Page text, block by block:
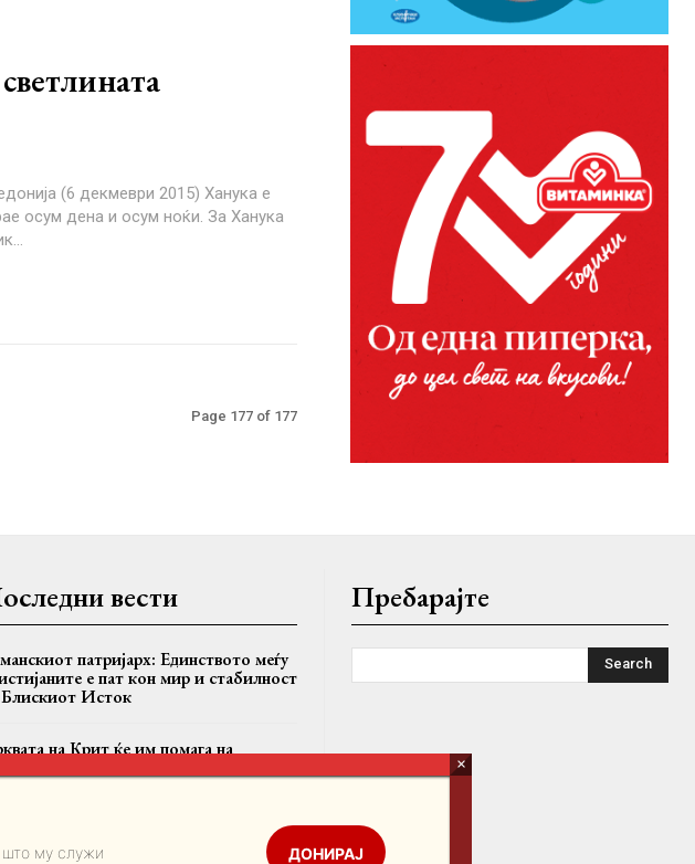
(6 декмеври 2015) Ханука е
осум дена и осум ноќи. За Ханука
Page 177 of 177
вести
патријарх: Единството меѓу
е пат кон мир и стабилност
Исток
на Крит ќе им помага на
материјална и духовна
Пимен и Епископот
Пребарајте
Search
што му служи ДОНИРАЈ